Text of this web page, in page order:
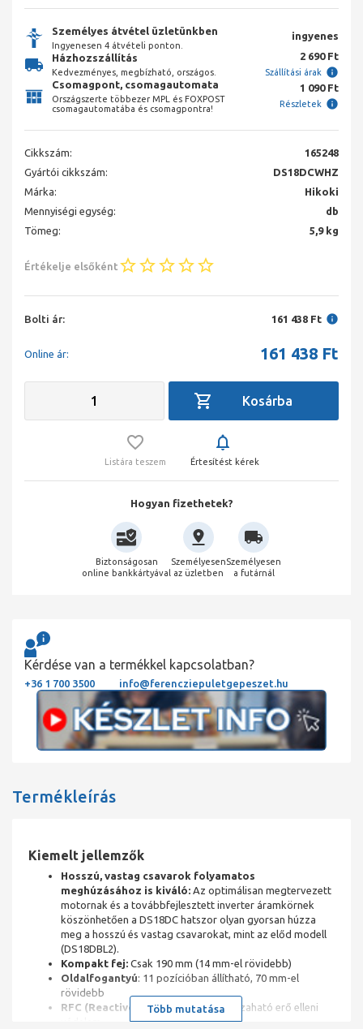
Személyes átvétel üzletünkben
Ingyenesen 4 átvételi ponton.
ingyenes
Házhozszállítás
Kedvezményes, megbízható, országos.
2 690 Ft
Szállítási árak
Csomagpont, csomagautomata
Országszerte többezer MPL és FOXPOST
csomagautomatába és csomagpontra!
1 090 Ft
Részletek
Cikkszám:
165248
Gyártói cikkszám:
DS18DCWHZ
Márka:
Hikoki
Mennyiségi egység:
db
Tömeg:
5,9 kg
Értékelje elsőként
Bolti ár: 161 438 Ft
Online ár: 161 438 Ft
Listára teszem Értesítést kérek
Hogyan fizethetek?
Biztonságosan
online bankkártyával
Személyesen
az üzletben
Személyesen
a futárnál
Kérdése van a termékkel kapcsolatban?
+36 1 700 3500 info@ferencziepuletgepeszet.hu
Termékleírás
Kiemelt jellemzők
Hosszú, vastag csavarok folyamatos
meghúzásához is kiváló: Az optimálisan megtervezett
motornak és a továbbfejlesztett inverter áramkörnek
köszönhetően a DS18DC hatszor olyan gyorsan húzza
meg a hosszú és vastag csavarokat, mint az előd modell
(DS18DBL2).
Kompakt fej: Csak 190 mm (14 mm-el rövidebb)
Oldalfogantyú: 11 pozícióban állítható, 70 mm-el
rövidebb
RFC (Reactive Force Control):Visszaható erő elleni
Több mutatása